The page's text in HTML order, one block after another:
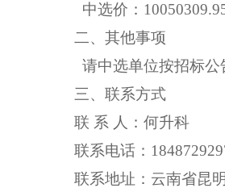
中选价：
二、其他事项
请中选单位按招标公
三、联系方式
联 系 人： 何升科
联系电话：
联系地址：云南省昆